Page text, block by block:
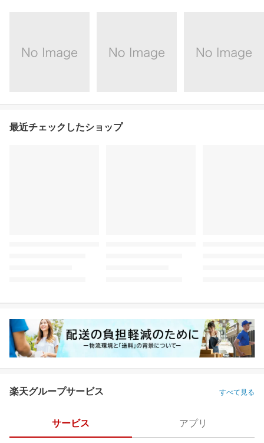
最近チェックしたショップ
楽天グループサービス すべて見る
サービス アプリ